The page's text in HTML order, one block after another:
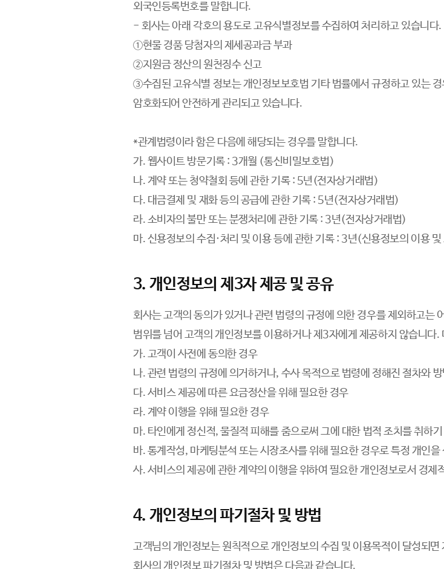
외국인등록번호를 말합니다.
- 회사는 아래 각호의 용도로 고유식별정보를 수집하여 처리하고 있습니다.
①현물 경품 당첨자의 제세공과금 부과
②지원금 정산의 원천징수 신고
③수집된 고유식별 정보는 개인정보보호법 기타 법률에서 규정하고 있는
암호화되어 안전하게 관리되고 있습니다.
*관계법령이라 함은 다음에 해당되는 경우를 말합니다.
가. 웹사이트 방문기록 : 3개월 (통신비밀보호법)
나. 계약 또는 청약철회 등에 관한 기록 : 5년(전자상거래법)
다. 대금결제 및 재화 등의 공급에 관한 기록 : 5년(전자상거래법)
라. 소비자의 불만 또는 분쟁처리에 관한 기록 : 3년(전자상거래법)
마. 신용정보의 수집·처리 및 이용 등에 관한 기록 : 3년(신용정보의 이용
3. 개인정보의 제3자 제공 및 공유
회사는 고객의 동의가 있거나 관련 법령의 규정에 의한 경우를 제외하고는
범위를 넘어 고객의 개인정보를 이용하거나 제3자에게 제공하지 않습니다
가. 고객이 사전에 동의한 경우
나. 관련 법령의 규정에 의거하거나, 수사 목적으로 법령에 정해진 절차와
다. 서비스 제공에 따른 요금정산을 위해 필요한 경우
라. 계약 이행을 위해 필요한 경우
마. 타인에게 정신적, 물질적 피해를 줌으로써 그에 대한 법적 조치를 취하
바. 통계작성, 마케팅분석 또는 시장조사를 위해 필요한 경우로 특정 개인
사. 서비스의 제공에 관한 계약의 이행을 위하여 필요한 개인정보로서 경
4. 개인정보의 파기절차 및 방법
고객님의 개인정보는 원칙적으로 개인정보의 수집 및 이용목적이 달성되면
회사의 개인정보 파기절차 및 방법은 다음과 같습니다.